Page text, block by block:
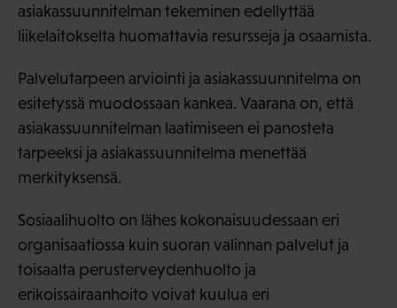
asiakassuunnitelman tekeminen edellyttää
liikelaitokselta huomattavia resursseja ja osaamista.
Palvelutarpeen arviointi ja asiakassuunnitelma on
esitetyssä muodossaan kankea. Vaarana on, että
asiakassuunnitelman laatimiseen ei panosteta
tarpeeksi ja asiakassuunnitelma menettää
merkityksensä.
Sosiaalihuolto on lähes kokonaisuudessaan eri
organisaatiossa kuin suoran valinnan palvelut ja
toisaalta perusterveydenhuolto ja
erikoissairaanhoito voivat kuulua eri